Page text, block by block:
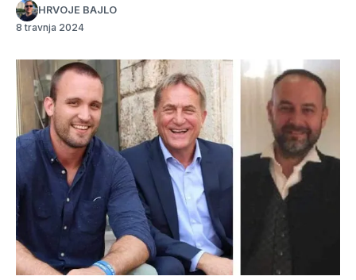
HRVOJE BAJLO
8 travnja 2024